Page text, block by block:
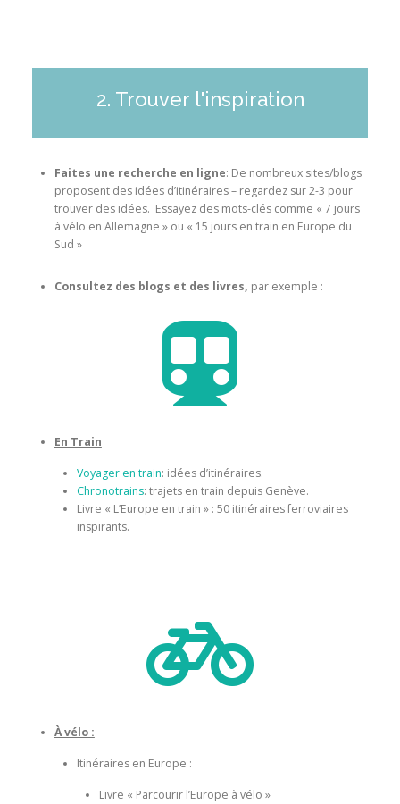
2. Trouver l'inspiration
Faites une recherche en ligne: De nombreux sites/blogs
proposent des idées d’itinéraires – regardez sur 2-3 pour
trouver des idées. Essayez des mots-clés comme « 7 jours
à vélo en Allemagne » ou « 15 jours en train en Europe du
Sud »
Consultez des blogs et des livres, par exemple :

En Train
Voyager en train: idées d’itinéraires.
Chronotrains: trajets en train depuis Genève.
Livre « L’Europe en train » : 50 itinéraires ferroviaires
inspirants.

À vélo :
Itinéraires en Europe :
Livre « Parcourir l’Europe à vélo »